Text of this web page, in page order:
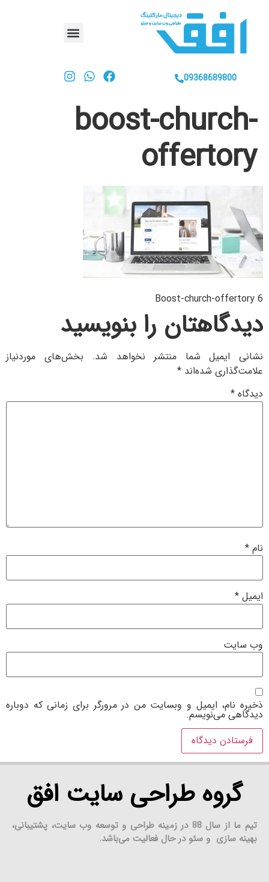
09368689800
boost-church-
offertory
Boost-church-offertory 6
دیدگاهتان را بنویسید
نشانی ایمیل شما منتشر نخواهد شد.
بخش‌های موردنیاز
علامت‌گذاری شده‌اند *
دیدگاه *
نام *
ایمیل *
وب‌ سایت
ذخیره نام، ایمیل و وبسایت من در مرورگر برای زمانی که دوباره
دیدگاهی می‌نویسم.
گروه طراحی سایت افق
تیم ما از سال 88 در زمینه طراحی و توسعه وب سایت، پشتیبانی،
بهینه سازی و سئو در حال فعالیت می‌باشد.